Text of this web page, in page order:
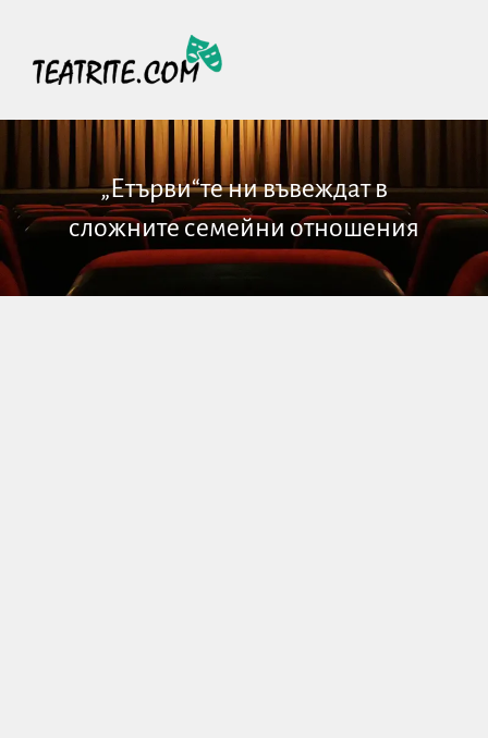
„Етърви“те ни въвеждат в
сложните семейни отношения